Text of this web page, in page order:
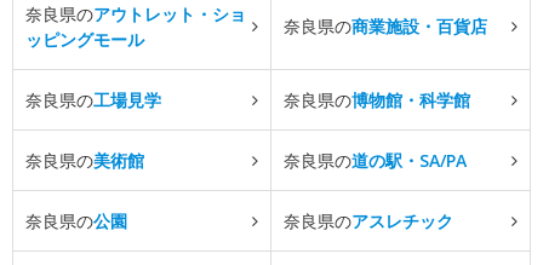
奈良県のアウトレット・ショ
ッピングモール
奈良県の商業施設・百貨店
奈良県の工場見学 奈良県の博物館・科学館
奈良県の美術館 奈良県の道の駅・SA/PA
奈良県の公園 奈良県のアスレチック